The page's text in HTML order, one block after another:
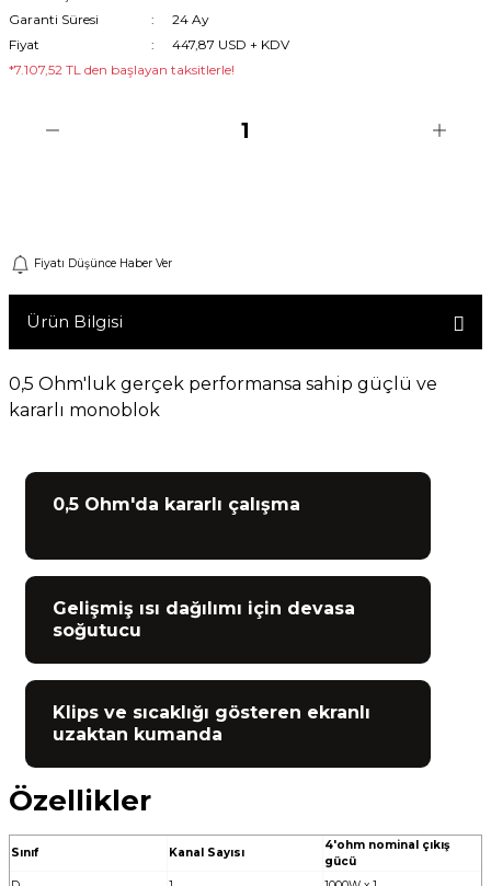
Garanti Süresi
24 Ay
Fiyat
447,87 USD + KDV
*7.107,52 TL den başlayan taksitlerle!
Fiyatı Düşünce Haber Ver
Ürün Bilgisi
0,5 Ohm'luk gerçek performansa sahip güçlü ve
kararlı monoblok
0,5 Ohm'da kararlı çalışma
Gelişmiş ısı dağılımı için devasa
soğutucu
Klips ve sıcaklığı gösteren ekranlı
uzaktan kumanda
Özellikler
Sınıf Kanal Sayısı
4'ohm nominal çıkış
gücü